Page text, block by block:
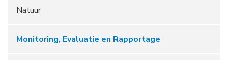
Natuur
Monitoring, Evaluatie en Rapportage